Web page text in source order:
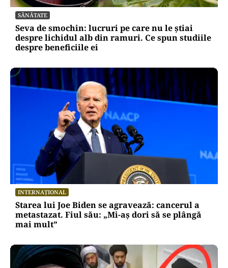
SĂNĂTATE
Seva de smochin: lucruri pe care nu le știai
despre lichidul alb din ramuri. Ce spun studiile
despre beneficiile ei
INTERNAȚIONAL
Starea lui Joe Biden se agravează: cancerul a
metastazat. Fiul său: „Mi-aș dori să se plângă
mai mult”